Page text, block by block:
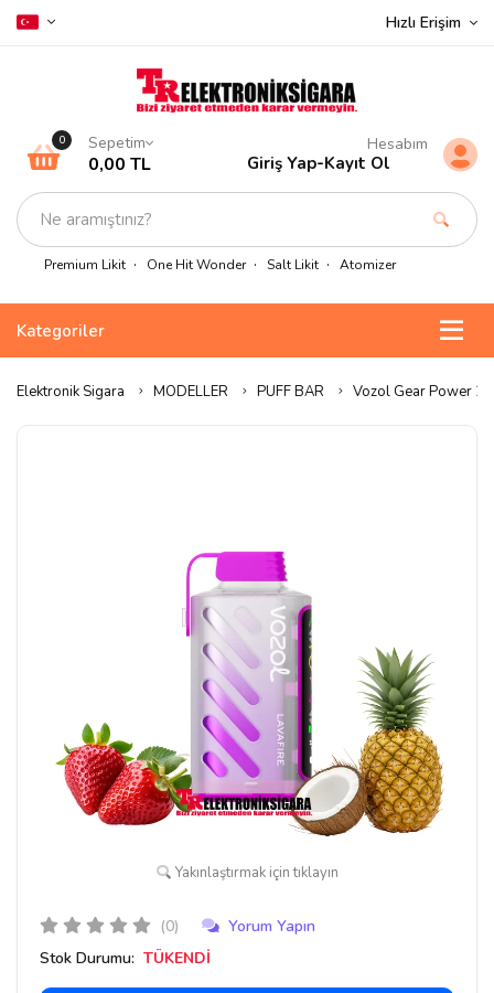
Hızlı Erişim
Premium Likit One Hit Wonder Salt Likit Atomizer
0 Sepetim
0,00 TL
Hesabım
Giriş Yap-Kayıt Ol
Kategoriler
Elektronik Sigara MODELLER PUFF BAR Vozol Gear Power
Yakınlaştırmak için tıklayın
(0)
Yorum Yapın
Stok Durumu: TÜKENDİ